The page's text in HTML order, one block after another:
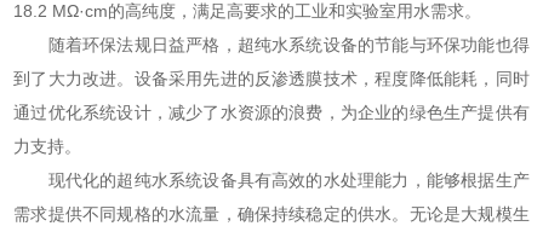
18.2 MΩ·cm的高纯度，满足高要求的工业和实验室用水需求。
随着环保法规日益严格，超纯水系统设备的节能与环保功能也得
到了大力改进。设备采用先进的反渗透膜技术，程度降低能耗，同时
通过优化系统设计，减少了水资源的浪费，为企业的绿色生产提供有
力支持。
现代化的超纯水系统设备具有高效的水处理能力，能够根据生产
需求提供不同规格的水流量，确保持续稳定的供水。无论是大规模生